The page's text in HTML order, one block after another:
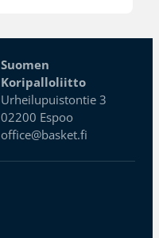
Suomen
Koripalloliitto
Urheilupuistontie 3
02200 Espoo
office@basket.fi